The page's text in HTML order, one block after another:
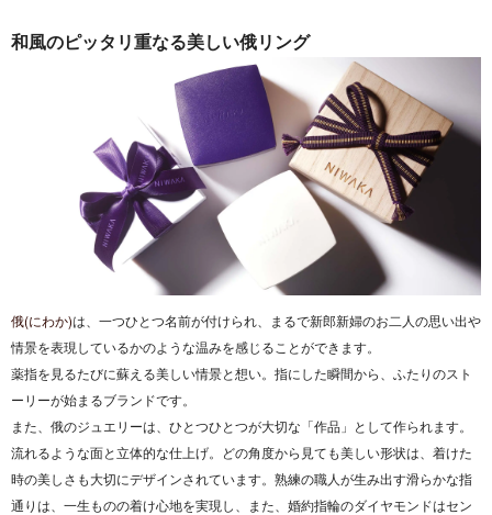
和風のピッタリ重なる美しい俄リング
俄(にわか)は、 一つひとつ名前が付けられ、まるで新郎新婦のお二人の思い出や
情景を表現しているかのような温みを感じることができます。
薬指を見るたびに蘇える美しい情景と想い。指にした瞬間から、ふたりのスト
ーリーが始まるブランドです。
また、俄のジュエリーは、ひとつひとつが大切な「作品」として作られます。
流れるような面と立体的な仕上げ。どの角度から見ても美しい形状は、着けた
時の美しさも大切にデザインされています。熟練の職人が生み出す滑らかな指
通りは、一生ものの着け心地を実現し、
また、婚約指輪のダイヤモンドはセン